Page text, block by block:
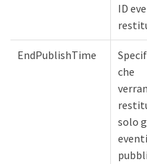
ID
EndPublishTime
che
solo
eventi